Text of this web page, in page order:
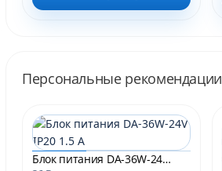
Персональные рекомендации
Блок питания DA-36W-24V IP20 1.5 A